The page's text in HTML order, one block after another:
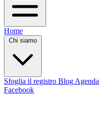
Home
Chi siamo
Sfoglia il registro Blog Agenda
Facebook